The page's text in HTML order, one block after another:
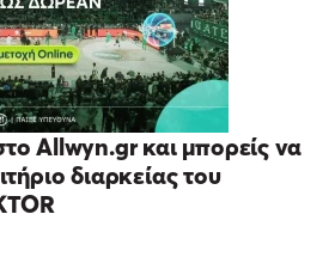
Allwyn.gr και μπορείς να
διαρκείας του